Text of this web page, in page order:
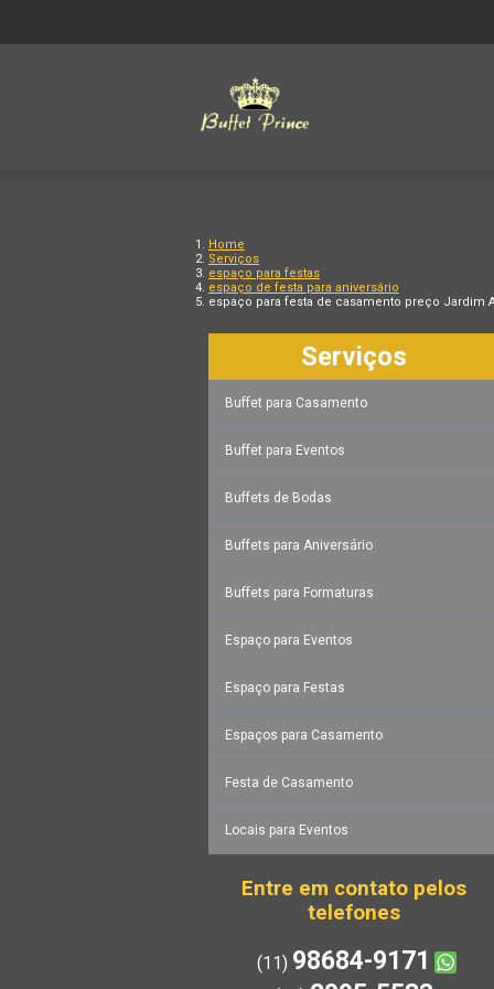
Home
Serviços
espaço para festas
espaço de festa para aniversário
espaço para festa de casamento preço Jardim
Serviços
Buffet para Casamento
Buffet para Eventos
Buffets de Bodas
Buffets para Aniversário
Buffets para Formaturas
Espaço para Eventos
Espaço para Festas
Espaços para Casamento
Festa de Casamento
Locais para Eventos
Entre em contato pelos
telefones
(11) 98684-9171